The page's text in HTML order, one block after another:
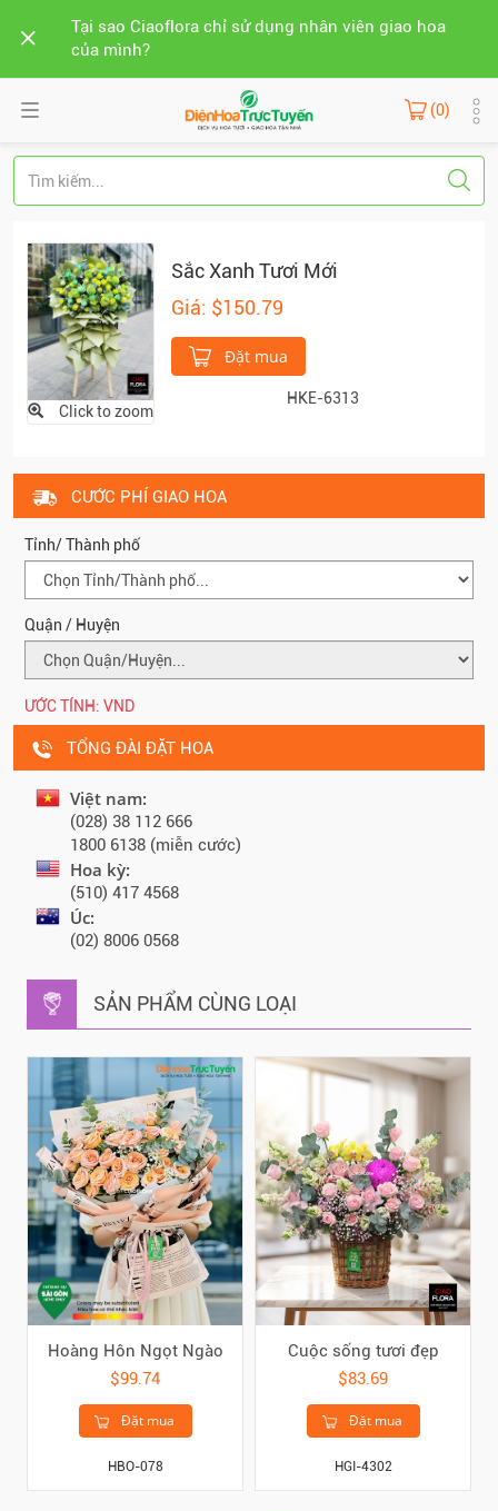
Tại sao Ciaoflora chỉ sử dụng nhân viên giao hoa
của mình?
(0)
Click to zoom
Sắc Xanh Tươi Mới
Giá: $150.79
Đặt mua
HKE-6313
CƯỚC PHÍ GIAO HOA
Tỉnh/ Thành phố
Quận / Huyện
ƯỚC TÍNH: VND
TỔNG ĐÀI ĐẶT HOA
Việt nam:
(028) 38 112 666
1800 6138 (miễn cước)
Hoa kỳ:
(510) 417 4568
Úc:
(02) 8006 0568
SẢN PHẨM CÙNG LOẠI
Hoàng Hôn Ngọt Ngào
$99.74
Đặt mua
HBO-078
Cuộc sống tươi đẹp
$83.69
Đặt mua
HGI-4302